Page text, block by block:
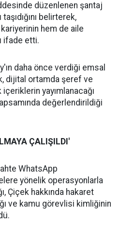
düzenlenen şantaj
belirterek,
hem de aile
ifade etti.
daha önce verdiği emsal
dijital ortamda şeref ve
yayımlanacağı
değerlendirildiği
ÇALIŞILDI'
WhatsApp
yönelik operasyonlarla
Çiçek hakkında hakaret
ve kamu görevlisi kimliğinin